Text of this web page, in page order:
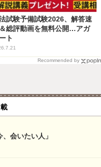
試験予備試験2026、解答速
総評動画を無料公開…アガ
ト
Recommended by
会いたい人」